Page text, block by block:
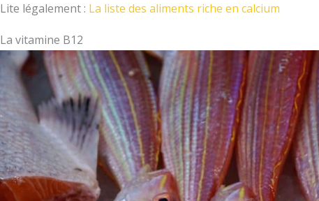
Lite légalement : La liste des aliments riche en calcium
La vitamine B12